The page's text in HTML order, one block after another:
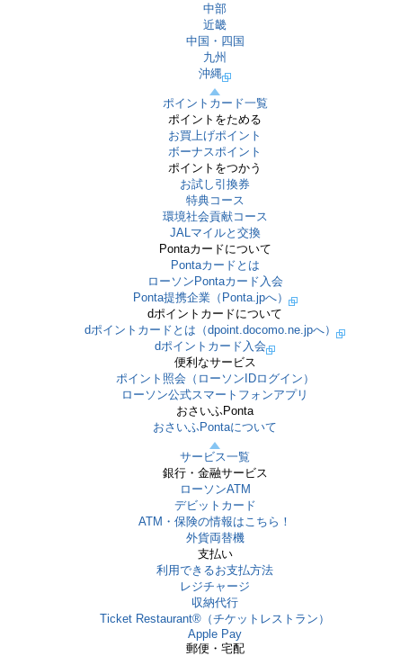
中部
近畿
中国・四国
九州
沖縄
ポイントカード一覧
ポイントをためる
お買上げポイント
ボーナスポイント
ポイントをつかう
お試し引換券
特典コース
環境社会貢献コース
JALマイルと交換
Pontaカードについて
Pontaカードとは
ローソンPontaカード入会
Ponta提携企業（Ponta.jpへ）
dポイントカードについて
dポイントカードとは（dpoint.docomo.ne.jpへ）
dポイントカード入会
便利なサービス
ポイント照会（ローソンIDログイン）
ローソン公式スマートフォンアプリ
おさいふPonta
おさいふPontaについて
サービス一覧
銀行・金融サービス
ローソンATM
デビットカード
ATM・保険の情報はこちら！
外貨両替機
支払い
利用できるお支払方法
レジチャージ
収納代行
Ticket Restaurant®（チケットレストラン）
Apple Pay
郵便・宅配